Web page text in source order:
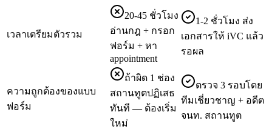
เวลาเตรียมตัวรวม
20-45 ชั่วโมง
อ่านกฎ + กรอก
ฟอร์ม + หา
appointment
1-2 ชั่วโมง ส่ง
เอกสารให้ iVC แล้ว
รอผล
ความถูกต้องของแบบ
ฟอร์ม
ถ้าผิด 1 ช่อง
สถานทูตปฏิเสธ
ทันที — ต้องเริ่ม
ใหม่
ตรวจ 3 รอบโดย
ทีมเชี่ยวชาญ + อดีต
จนท. สถานทูต